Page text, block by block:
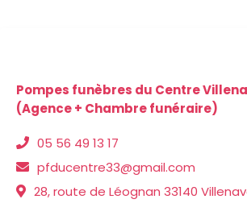
Pompes funèbres du Centre
(Agence + Chambre funéraire)
05 56 49 13 17
pfducentre33@gmail.com
28, route de Léognan 33140